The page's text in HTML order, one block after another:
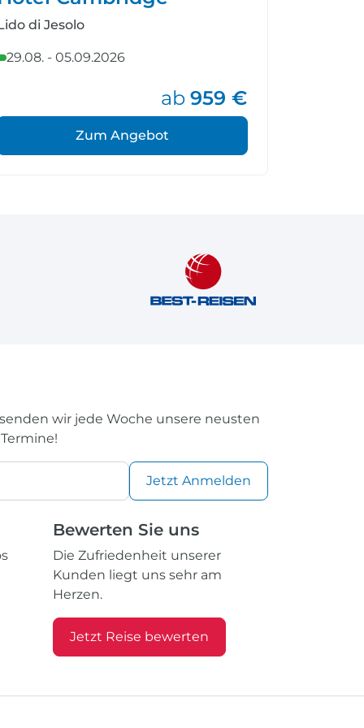
di Jesolo
29.08. - 05.09.2026
ab 959 €
Zum Angebot
wir jede Woche unsere neusten
Jetzt Anmelden
Bewerten Sie uns
Die Zufriedenheit unserer
Kunden liegt uns sehr am
Herzen.
Jetzt Reise bewerten